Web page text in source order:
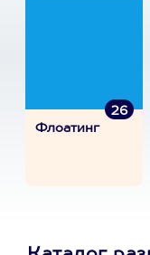
26
Флоатинг